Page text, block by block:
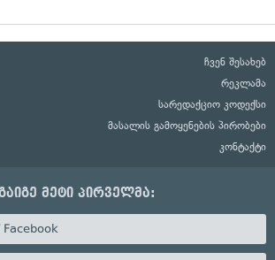
ჩვენ შესახებ
რეკლამა
სარედაქციო კოდექსი
მასალის გამოყენების პირობები
კონტაქტი
მეტი პირველმა:
Facebook